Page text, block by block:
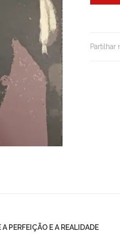
Partilhar
PERFEIÇÃO E A REALIDADE